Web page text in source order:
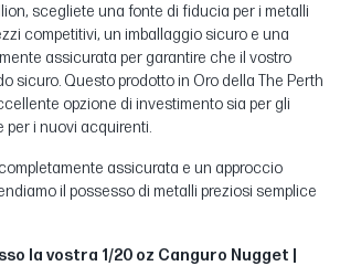
scegliete una fonte di fiducia per i metalli
competitivi, un imballaggio sicuro e una
assicurata per garantire che il vostro
sicuro. Questo prodotto in Oro della The Perth
opzione di investimento sia per gli
i nuovi acquirenti.
assicurata e un approccio
il possesso di metalli preziosi semplice
la vostra 1/20 oz Canguro Nugget |